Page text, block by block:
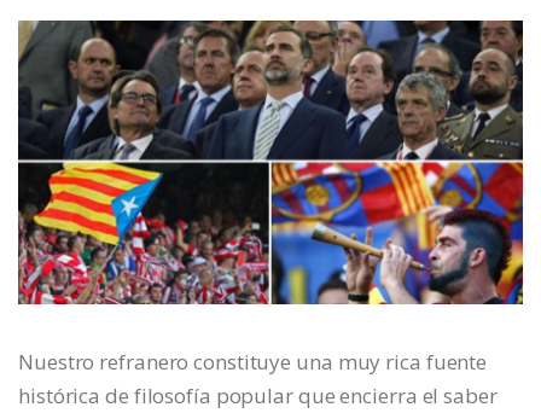
Nuestro refranero constituye una muy rica fuente
histórica de filosofía popular que encierra el saber